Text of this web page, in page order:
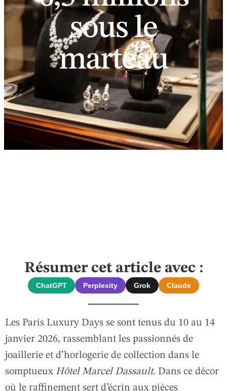
sous le
marteau
Résumer cet article avec :
ChatGPT Perplexity Grok Claude
Les Paris Luxury Days se sont tenus du 10 au 14
janvier 2026, rassemblant les passionnés de
joaillerie et d’horlogerie de collection dans le
somptueux Hôtel Marcel Dassault. Dans ce décor
où le raffinement sert d’écrin aux pièces